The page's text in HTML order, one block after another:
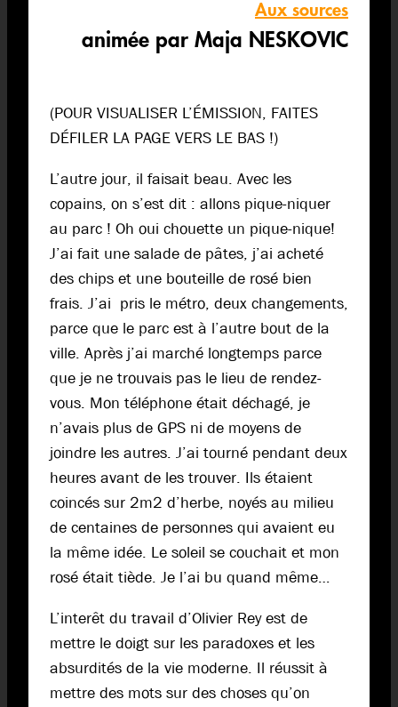
Aux sources
animée par Maja NESKOVIC
(POUR VISUALISER L’ÉMISSION, FAITES
DÉFILER LA PAGE VERS LE BAS !)
L’autre jour, il faisait beau. Avec les
copains, on s’est dit : allons pique-niquer
au parc ! Oh oui chouette un pique-nique!
J’ai fait une salade de pâtes, j’ai acheté
des chips et une bouteille de rosé bien
frais. J’ai pris le métro, deux changements,
parce que le parc est à l’autre bout de la
ville. Après j’ai marché longtemps parce
que je ne trouvais pas le lieu de rendez-
vous. Mon téléphone était déchagé, je
n’avais plus de GPS ni de moyens de
joindre les autres. J’ai tourné pendant deux
heures avant de les trouver. Ils étaient
coincés sur 2m2 d’herbe, noyés au milieu
de centaines de personnes qui avaient eu
la même idée. Le soleil se couchait et mon
rosé était tiède. Je l’ai bu quand même…
L’interêt du travail d’Olivier Rey est de
mettre le doigt sur les paradoxes et les
absurdités de la vie moderne. Il réussit à
mettre des mots sur des choses qu’on